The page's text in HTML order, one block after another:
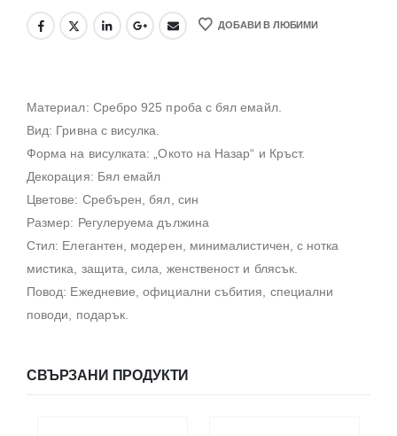
ДОБАВИ В ЛЮБИМИ
Материал: Сребро 925 проба с бял емайл.
Вид: Гривна с висулка.
Форма на висулката: „Окото на Назар“ и Кръст.
Декорация: Бял емайл
Цветове: Сребърен, бял, син
Размер: Регулеруема дължина
Стил: Елегантен, модерен, минималистичен, с нотка
мистика, защита, сила, женственост и блясък.
Повод: Ежедневие, официални събития, специални
поводи, подарък.
СВЪРЗАНИ ПРОДУКТИ